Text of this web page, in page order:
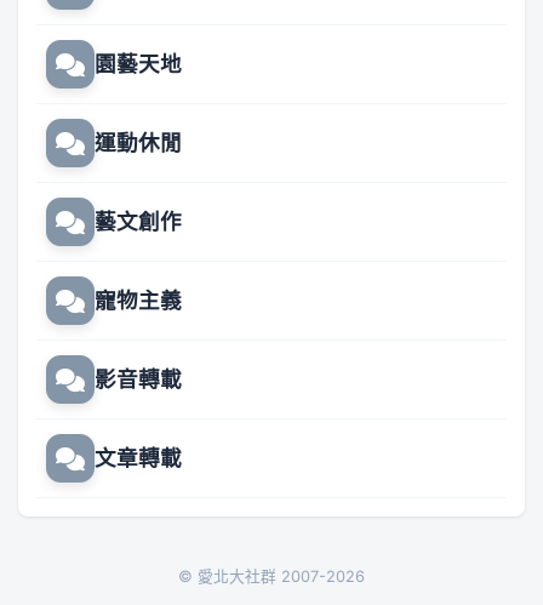
園藝天地
運動休閒
藝文創作
寵物主義
影音轉載
文章轉載
© 愛北大社群 2007-2026